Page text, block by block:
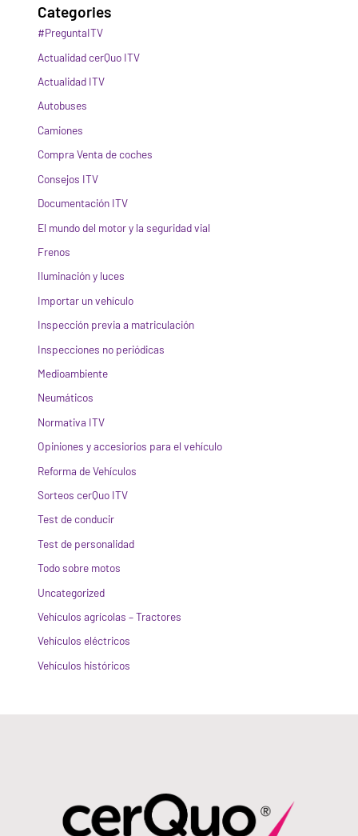
Categories
#PreguntaITV
Actualidad cerQuo ITV
Actualidad ITV
Autobuses
Camiones
Compra Venta de coches
Consejos ITV
Documentación ITV
El mundo del motor y la seguridad vial
Frenos
Iluminación y luces
Importar un vehículo
Inspección previa a matriculación
Inspecciones no periódicas
Medioambiente
Neumáticos
Normativa ITV
Opiniones y accesiorios para el vehículo
Reforma de Vehículos
Sorteos cerQuo ITV
Test de conducir
Test de personalidad
Todo sobre motos
Uncategorized
Vehículos agrícolas – Tractores
Vehículos eléctricos
Vehículos históricos